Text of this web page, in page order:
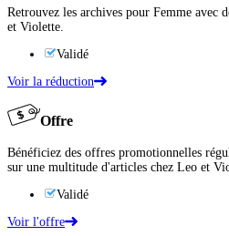
Retrouvez les archives pour Femme avec
et Violette.
Validé
Voir la réduction
Offre
Bénéficiez des offres promotionnelles
sur une multitude d'articles chez Leo et
Validé
Voir l'offre